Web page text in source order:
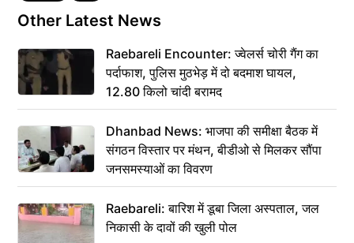
Other Latest News
Raebareli Encounter: ज्वेलर्स चोरी गैंग का
पर्दाफाश, पुलिस मुठभेड़ में दो बदमाश घायल,
12.80 किलो चांदी बरामद
Dhanbad News: भाजपा की समीक्षा बैठक में
संगठन विस्तार पर मंथन, बीडीओ से मिलकर सौंपा
जनसमस्याओं का विवरण
Raebareli: बारिश में डूबा जिला अस्पताल, जल
निकासी के दावों की खुली पोल